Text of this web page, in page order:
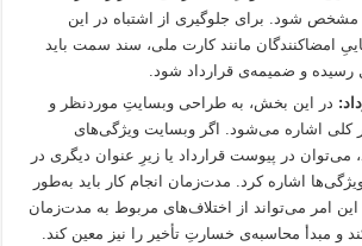
مشخص شود. برای جلوگیری از اشتباه در این
امضاکنندگان مانند کارت ملی، سند سمت باید
و ضمیمه‌ی قرارداد شود.
در این بخش، به طراحی وبسایتِ موردنظر و
کلی اشاره می‌شود. اگر وبسایت ویژگی‌های
می‌توان در پیوست قرارداد یا زیرِ عنوان دیگری در
اشاره کرد. مدت‌زمان انجام کار باید به‌طور
امر می‌تواند از اختلاف‌های مربوط به مدت‌زمان
و مبدأ محاسبه‌ی خسارتِ تأخیر را نیز معین کند.